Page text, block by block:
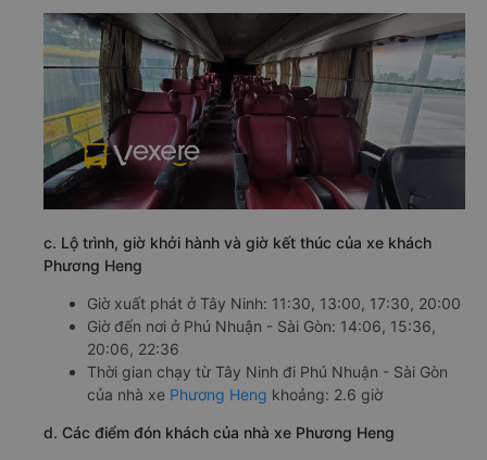
c. Lộ trình, giờ khởi hành và giờ kết thúc của xe khách
Phương Heng
Giờ xuất phát ở Tây Ninh: 11:30, 13:00, 17:30, 20:00
Giờ đến nơi ở Phú Nhuận - Sài Gòn: 14:06, 15:36,
20:06, 22:36
Thời gian chạy từ Tây Ninh đi Phú Nhuận - Sài Gòn
của nhà xe Phương Heng khoảng: 2.6 giờ
d. Các điểm đón khách của nhà xe Phương Heng